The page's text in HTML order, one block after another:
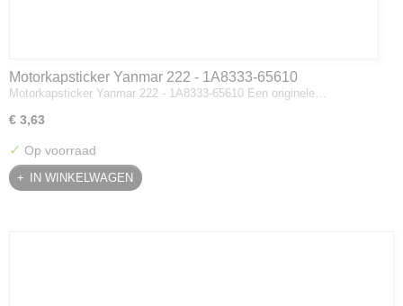
Motorkapsticker Yanmar 222 - 1A8333-65610
Motorkapsticker Yanmar 222 - 1A8333-65610 Een originele…
€ 3,63
✓ Op voorraad
IN WINKELWAGEN